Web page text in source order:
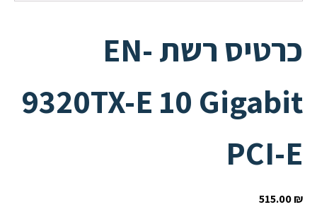
כרטיס רשת EN-
9320TX-E 10 Gigabit
PCI-E
515.00₪